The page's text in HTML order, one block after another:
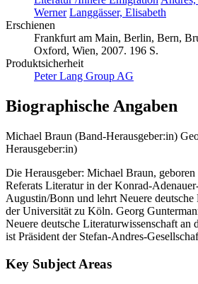
Werner Langgässer, Elisabeth
Erschienen
Frankfurt am Main, Berlin, Bern,
Oxford, Wien, 2007. 196 S.
Produktsicherheit
Peter Lang Group AG
Biographische Angaben
Michael Braun (Band-Herausgeber:in)
Herausgeber:in)
Die Herausgeber: Michael Braun,
Referats Literatur in der Konrad-
Augustin/Bonn und lehrt Neuere deutsche
der Universität zu Köln. Georg
Neuere deutsche Literaturwissenschaft an
ist Präsident der Stefan-Andres-
Key Subject Areas